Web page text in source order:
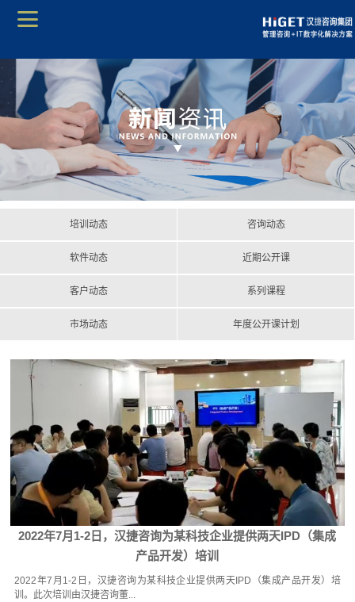
培训动态 咨询动态
软件动态 近期公开课
客户动态 系列课程
市场动态 年度公开课计划
2022年7月1-2日，汉捷咨询为某科技企业提供两天IPD（集成
产品开发）培训
2022年7月1-2日，汉捷咨询为某科技企业提供两天IPD（集成产品开发）培
训。此次培训由汉捷咨询董...